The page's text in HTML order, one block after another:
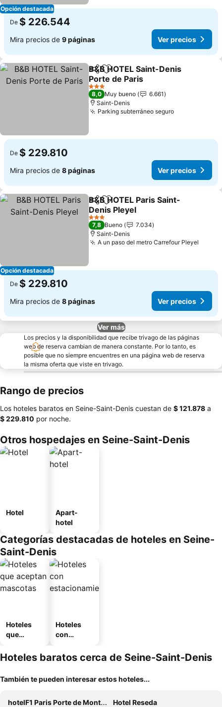
Opción destacada
De $ 226.544
Mira precios de 9 páginas Ver precios
CompartirAgregar a favoritos
B&B HOTEL Saint-Denis
Porte de Paris
Ver precios
3 Estrellas
8,0 Muy bueno
6.661
Saint-Denis
Parking subterráneo seguroVer precios
De $ 229.810
Mira precios de 8 páginas Ver precios
Opción destacada
CompartirAgregar a favoritos
B&B HOTEL Paris Saint-
Denis Pleyel
Ver precios
3 Estrellas
7,8 Bueno
7.034
Saint-Denis
A un paso del metro Carrefour Pleyel
De $ 229.810
Mira precios de 8 páginas Ver precios
Ver más
Los precios y la disponibilidad que recibe trivago de las páginas
web de reserva cambian de manera constante. Por lo tanto, es
posible que no siempre encuentres en una página web de reserva
la misma oferta que viste en trivago.
Rango de precios
Los hoteles baratos en Seine-Saint-Denis cuestan de ‎$ 121.878 a
‎$ 229.810 por noche.
Otros hospedajes en Seine-Saint-Denis
Hotel
Apart-
hotel
Categorías destacadas de hoteles en Seine-
Saint-Denis
Hoteles
que
mascotas
Hoteles
con
miento
Hoteles baratos cerca de Seine-Saint-Denis
También te pueden interesar estos hoteles...
hotelF1 Paris Porte de Montreuil
Hotel Reseda